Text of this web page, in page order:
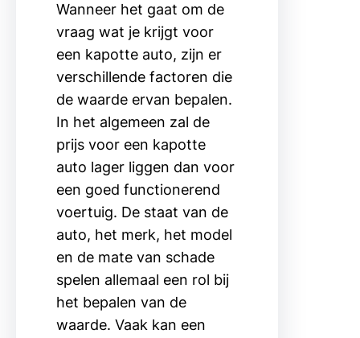
Wanneer het gaat om de
vraag wat je krijgt voor
een kapotte auto, zijn er
verschillende factoren die
de waarde ervan bepalen.
In het algemeen zal de
prijs voor een kapotte
auto lager liggen dan voor
een goed functionerend
voertuig. De staat van de
auto, het merk, het model
en de mate van schade
spelen allemaal een rol bij
het bepalen van de
waarde. Vaak kan een